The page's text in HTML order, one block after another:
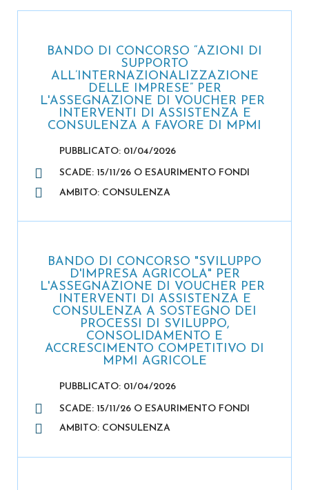
BANDO DI CONCORSO “AZIONI DI
SUPPORTO
ALL’INTERNAZIONALIZZAZIONE
DELLE IMPRESE” PER
L'ASSEGNAZIONE DI VOUCHER PER
INTERVENTI DI ASSISTENZA E
CONSULENZA A FAVORE DI MPMI
PUBBLICATO: 01/04/2026
SCADE: 15/11/26 O ESAURIMENTO FONDI
AMBITO: CONSULENZA
BANDO DI CONCORSO "SVILUPPO
D'IMPRESA AGRICOLA" PER
L'ASSEGNAZIONE DI VOUCHER PER
INTERVENTI DI ASSISTENZA E
CONSULENZA A SOSTEGNO DEI
PROCESSI DI SVILUPPO,
CONSOLIDAMENTO E
ACCRESCIMENTO COMPETITIVO DI
MPMI AGRICOLE
PUBBLICATO: 01/04/2026
SCADE: 15/11/26 O ESAURIMENTO FONDI
AMBITO: CONSULENZA